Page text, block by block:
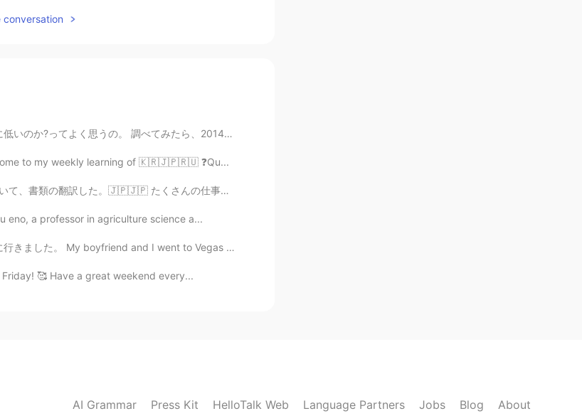
conversation
た日本全国学校の英語講師英語能力調査によって高校の先生達は半分しか「上級」取れ...
to my weekly learning of 🇰🇷🇯🇵🇷🇺 ❓Qu...
たけど、すごく楽しかった！MWCは新技術に関する世界最大のイベントの1つです。 新...
eno, a professor in agriculture science a...
boyfriend and I went to Vegas over the weekend to visit his...
🥰 Have a great weekend every...
AI Grammar Press Kit HelloTalk Web Language Partners Jobs Blog About